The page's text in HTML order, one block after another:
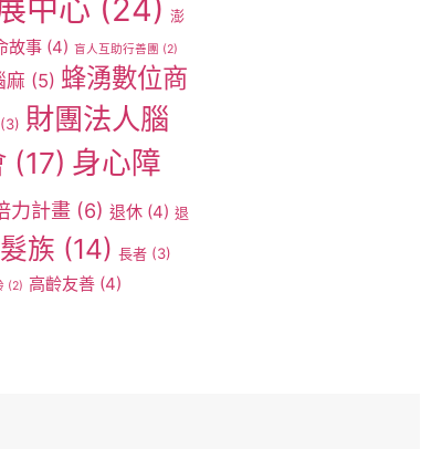
中心 (24) 澎
故事 (4) 盲人互助行善團 (2)
麻 (5) 蜂湧數位商
(3) 財團法人腦
(17) 身心障
力計畫 (6) 退休 (4) 退
族 (14) 長者 (3)
(2) 高齡友善 (4)